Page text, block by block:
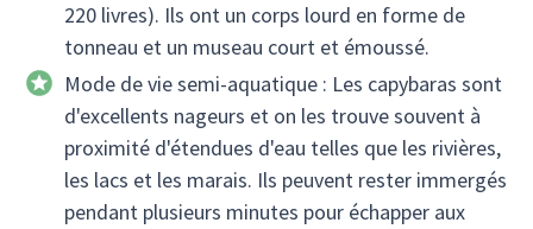
220 livres). Ils ont un corps lourd en forme de
tonneau et un museau court et émoussé.
Mode de vie semi-aquatique : Les capybaras sont
d'excellents nageurs et on les trouve souvent à
proximité d'étendues d'eau telles que les rivières,
les lacs et les marais. Ils peuvent rester immergés
pendant plusieurs minutes pour échapper aux